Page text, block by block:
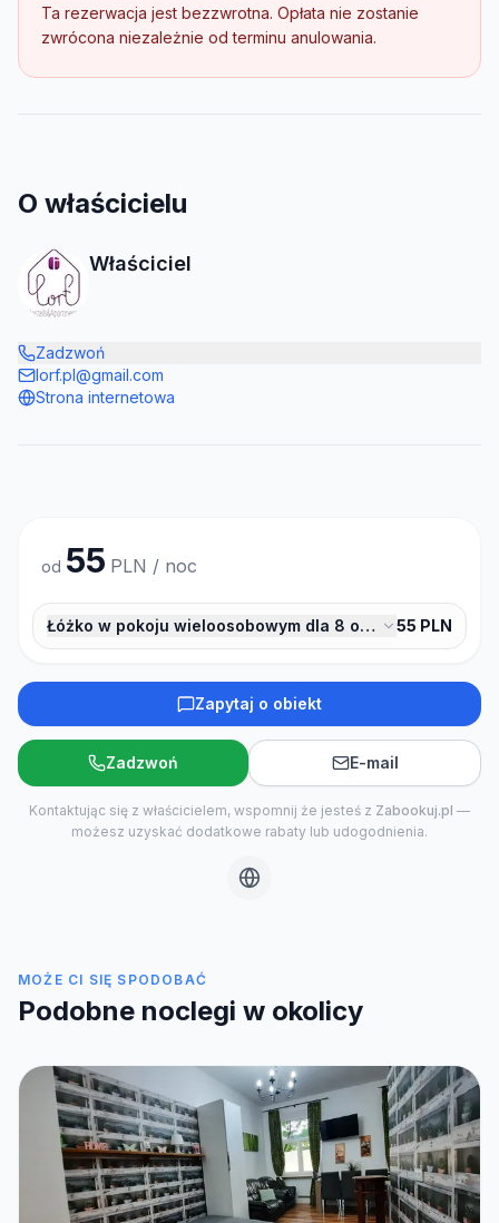
Ta rezerwacja jest bezzwrotna. Opłata nie zostanie
zwrócona niezależnie od terminu anulowania.
O właścicielu
Właściciel
Zadzwoń
lorf.pl@gmail.com
Strona internetowa
od 55 PLN / noc
Łóżko w pokoju wieloosobowym dla 8 osób 55 PLN
Zapytaj o obiekt
Zadzwoń E-mail
Kontaktując się z właścicielem, wspomnij że jesteś z Zabookuj.pl —
możesz uzyskać dodatkowe rabaty lub udogodnienia.
MOŻE CI SIĘ SPODOBAĆ
Podobne noclegi w okolicy